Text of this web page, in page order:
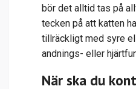
bör det alltid tas på
tecken på att katten
tillräckligt med syre
andnings- eller
När ska du